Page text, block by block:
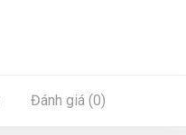
Đánh giá (0)